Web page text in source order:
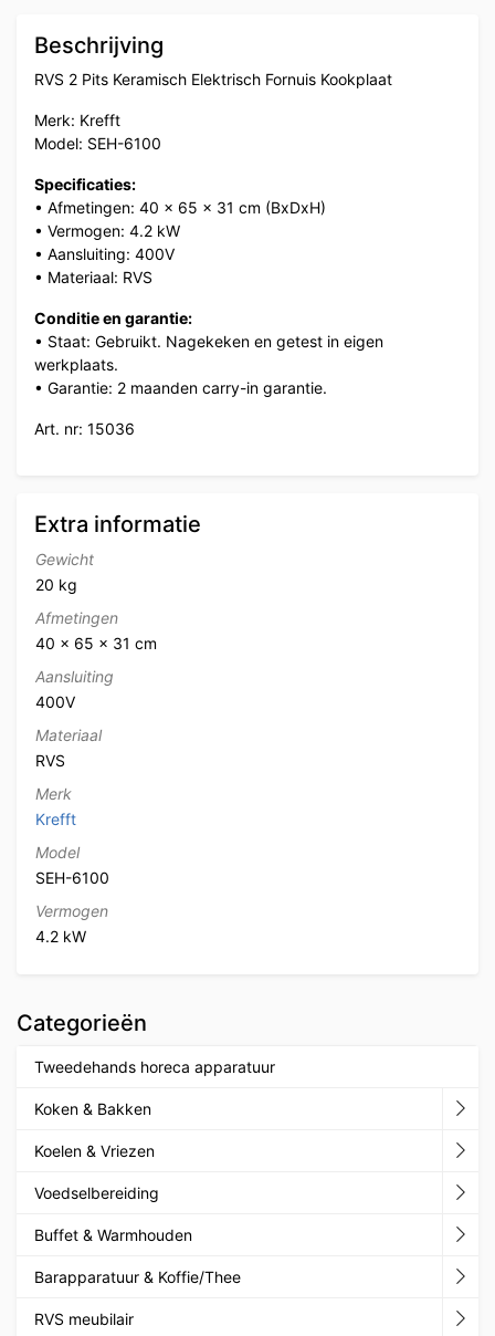
Beschrijving
RVS 2 Pits Keramisch Elektrisch Fornuis Kookplaat
Merk: Krefft
Model: SEH-6100
Specificaties:
• Afmetingen: 40 x 65 x 31 cm (BxDxH)
• Vermogen: 4.2 kW
• Aansluiting: 400V
• Materiaal: RVS
Conditie en garantie:
• Staat: Gebruikt. Nagekeken en getest in eigen
werkplaats.
• Garantie: 2 maanden carry-in garantie.
Art. nr: 15036
Extra informatie
Gewicht
20 kg
Afmetingen
40 × 65 × 31 cm
Aansluiting
400V
Materiaal
RVS
Merk
Krefft
Model
SEH-6100
Vermogen
4.2 kW
Categorieën
Tweedehands horeca apparatuur
Koken & Bakken
Koelen & Vriezen
Voedselbereiding
Buffet & Warmhouden
Barapparatuur & Koffie/Thee
RVS meubilair